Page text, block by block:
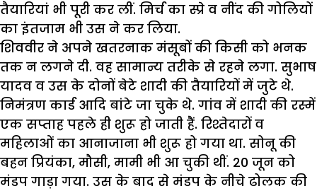
तैयारियां भी पूरी कर लीं. मिर्च का स्प्रे व नींद की गोलियों
का इंतजाम भी उस ने कर लिया.
शिववीर ने अपने खतरनाक मंसूबों की किसी को भनक
तक न लगने दी. वह सामान्य तरीके से रहने लगा. सुभाष
यादव व उस के दोनों बेटे शादी की तैयारियों में जुटे थे.
निमंत्रण कार्ड आदि बांटे जा चुके थे. गांव में शादी की रस्में
एक सप्ताह पहले ही शुरू हो जाती हैं. रिश्तेदारों व
महिलाओं का आनाजाना भी शुरू हो गया था. सोनू की
बहन प्रियंका, मौसी, मामी भी आ चुकी थीं. 20 जून को
मंडप गाड़ा गया. उस के बाद से मंडप के नीचे ढोलक की